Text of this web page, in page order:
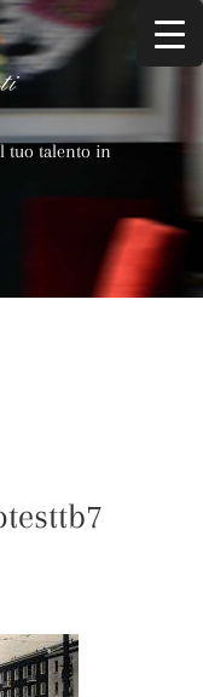
tuo talento in